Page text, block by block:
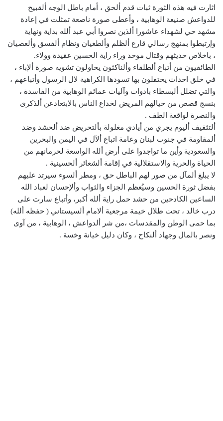
اثارت فيه هذه الثورة ثبات قدم ألحق ، أمام باطل الوجه ألقبيح
للدواعش صنيعة الوهابية ، وأعطى صورة ناصعة تمثلت في إعادة
مشهد حي لشهداء عاشورا ألذين نصروا أبي عبد ألله بداية ونهاية
وإرتبطوا بمنهج رسالي قارع ألظلم وألطغيان ونظام ألفسق وألعصيان
، باخلاص حديثهم وقتال موحد وراء راية الحسين عقيدة وولاء.
الطائفيون من أتباع ألطلقاء وألناكثون يحاولون تشويه صورة ألإباء ،
في خلق احداث يحتفلون بها تسودها الكراهية لال الرسول وأتباعهم ،
والتي تضلل ألبسطاء بادوات وآليات عمائم الوهابية من الفاسدة ،
بنسج قصص من خيالهم المريض لخداع الناس بالإبتعادعن ألذكرى
والنصرة لواقعة الطف .
ألتثقيف أليوم يجري من أيادي مغلولة بألتحريض ضد ألحشد وضد
ألمقاومة في جنوب لبنان وعامة اتباع ألآل في اليمن والبحرين
والسعودية وأين ما تواجدوا على أرض ألله الواسعة لحرمانهم من
الحياة والحرية والاستقلالية في إقامة ألشعائر ألحسينية .
لا يبلغ ألمآل من صور لهم الباطل حق ، ومطر ألسوء سيرتد عليهم
بفضل ثورة الحسين وسيُعظم الجزاء والثواب وألإحسان لعباد الله
الساعين الكادحين من حشد حمل راية ألله أكبر، وأتباع سارت على
درب خالد ، تحت ظلال خيمة مرجعية ألامام ألسيستاني ( حفظه ألله)
بما حمى الوطن والمقدسات ،من شر ألدواعش ، الوهابية ، من آوى
ونصر بالمال وجهاد ألنكاح ، وكان دليل خيانة وخسة .